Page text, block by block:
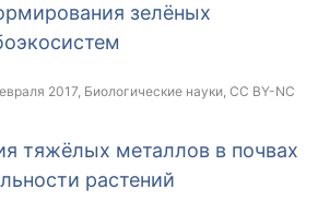
зелёных
2017, Биологические науки, CC BY-NC
тяжёлых металлов в почвах
растений